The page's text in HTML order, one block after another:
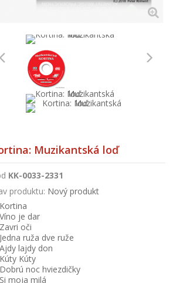
Muzikantská loď
KK-0033-2331
produktu: Nový produkt
je dar
oči
ruža dve ruže
lajdy don
Kúty
noc hviezdičky
moja milá